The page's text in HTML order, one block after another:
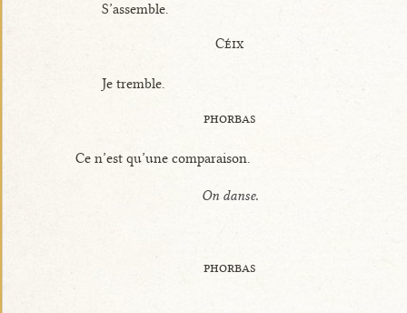
S’assemble.
Céix
Je tremble.
phorbas
Ce n’est qu’une comparaison.
On danse.
phorbas